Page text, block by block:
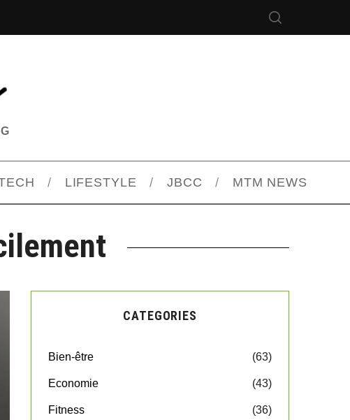
LIFESTYLE JBCC MTM NEWS
CATEGORIES
Bien-être (63)
Economie (43)
Fitness (36)